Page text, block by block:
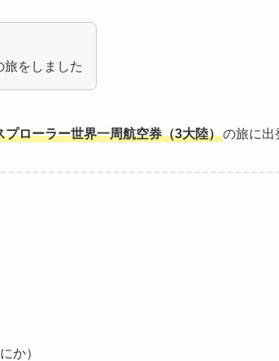
をしました
プローラー世界一周航空券（3大陸）の旅に出
か）